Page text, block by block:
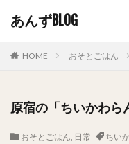
あんずBLOG
HOME おそとごはん
原宿の「ちいかわら
おそとごはん, 日常 ちい